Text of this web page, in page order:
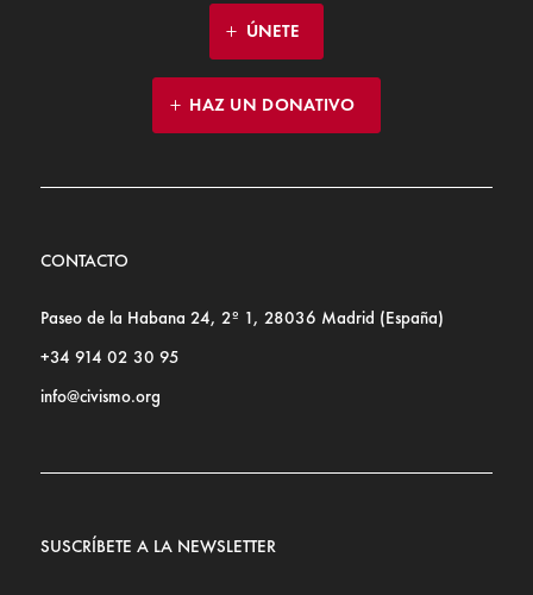
ÚNETE
HAZ UN DONATIVO
CONTACTO
Paseo de la Habana 24, 2º 1, 28036 Madrid (España)
+34 914 02 30 95
info@civismo.org
SUSCRÍBETE A LA NEWSLETTER